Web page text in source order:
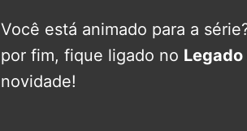
Você está animado para a
por fim, fique ligado no
novidade!